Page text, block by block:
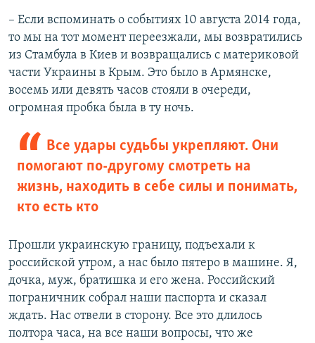
– Если вспоминать о событиях 10 августа 2014 года,
то мы на тот момент переезжали, мы возвратились
из Стамбула в Киев и возвращались с материковой
части Украины в Крым. Это было в Армянске,
восемь или девять часов стояли в очереди,
огромная пробка была в ту ночь.
Все удары судьбы укрепляют. Они
помогают по-другому смотреть на
жизнь, находить в себе силы и понимать,
кто есть кто
Прошли украинскую границу, подъехали к
российской утром, а нас было пятеро в машине. Я,
дочка, муж, братишка и его жена. Российский
пограничник собрал наши паспорта и сказал
ждать. Нас отвели в сторону. Все это длилось
полтора часа, на все наши вопросы, что же